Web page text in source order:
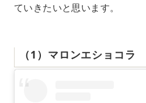
ていきたいと思います。
（1）マロンエショコラ